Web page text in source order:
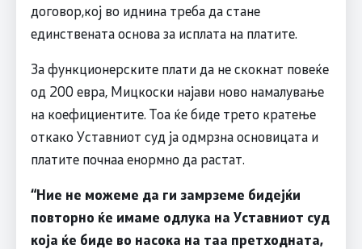
договор,кој во иднина треба да стане
единствената основа за исплата на платите.
За функционерските плати да не скокнат повеќе
од 200 евра, Мицкоски најави ново намалување
на коефициентите. Тоа ќе биде трето кратење
откако Уставниот суд ја одмрзна основицата и
платите почнаа енормно да растат.
“Ние не можеме да ги замрземе бидејќи
повторно ќе имаме одлука на Уставниот суд
која ќе биде во насока на таа претходната,